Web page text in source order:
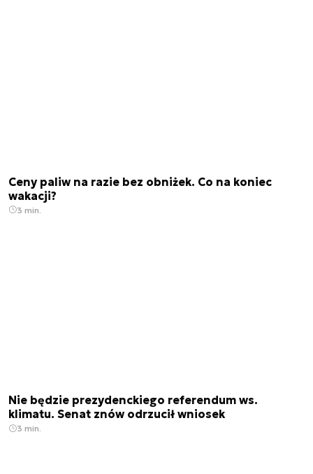
Ceny paliw na razie bez obniżek. Co na koniec
wakacji?
3 min.
Nie będzie prezydenckiego referendum ws.
klimatu. Senat znów odrzucił wniosek
3 min.